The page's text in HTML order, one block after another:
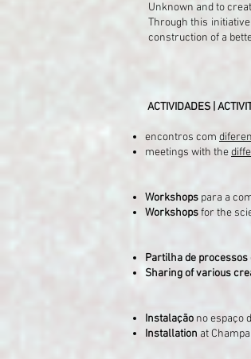
Unknown and to
Through this
construction of a
ACTIVIDADES |
encontros com
meetings with the
Workshops para a
Workshopsfor the
Partilha de
Sharing of various
Instalação no espaço
Installation at